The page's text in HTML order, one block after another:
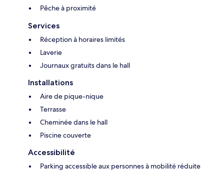
Pêche à proximité
Services
Réception à horaires limités
Laverie
Journaux gratuits dans le hall
Installations
Aire de pique-nique
Terrasse
Cheminée dans le hall
Piscine couverte
Accessibilité
Parking accessible aux personnes à mobilité réduite